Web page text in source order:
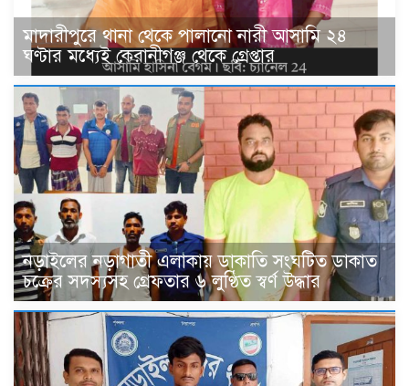
মাদারীপুরে থানা থেকে পালানো নারী আসামি ২৪
ঘণ্টার মধ্যেই কেরানীগঞ্জ থেকে গ্রেপ্তার
নড়াইলের নড়াগাতী এলাকায় ডাকাতি সংঘটিত ডাকাত
চক্রের সদস্যসহ গ্রেফতার ৬ লুণ্ঠিত স্বর্ণ উদ্ধার